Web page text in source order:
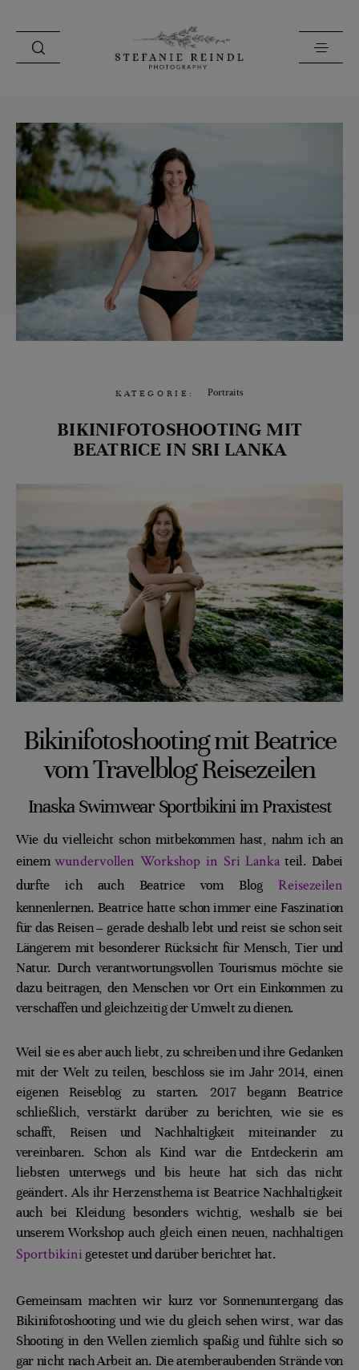
PORTFOLIO
ÜBER MICH
HOCHZEITSTIPPS
KONTAKT
KATEGORIE: Portraits
BIKINIFOTOSHOOTING MIT
BEATRICE IN SRI LANKA
Bikinifotoshooting mit Beatrice
vom Travelblog Reisezeilen
Inaska Swimwear Sportbikini im Praxistest
Wie du vielleicht schon mitbekommen hast, nahm ich an
einemwundervollen Workshop in Sri Lanka teil. Dabei
durfte ich auch Beatrice vom Blog Reisezeilen
kennenlernen. Beatrice hatte schon immer eine Faszination
für das Reisen – gerade deshalb lebt und reist sie schon seit
Längerem mit besonderer Rücksicht für Mensch, Tier und
Natur. Durch verantwortungsvollen Tourismus möchte sie
dazu beitragen, den Menschen vor Ort ein Einkommen zu
verschaffen und gleichzeitig der Umwelt zu dienen.
Weil sie es aber auch liebt, zu schreiben und ihre Gedanken
mit der Welt zu teilen, beschloss sie im Jahr 2014, einen
eigenen Reiseblog zu starten. 2017 begann Beatrice
schließlich, verstärkt darüber zu berichten, wie sie es
schafft, Reisen und Nachhaltigkeit miteinander zu
vereinbaren. Schon als Kind war die Entdeckerin am
liebsten unterwegs und bis heute hat sich das nicht
geändert. Als ihr Herzensthema ist Beatrice Nachhaltigkeit
auch bei Kleidung besonders wichtig, weshalb sie bei
unserem Workshop auch gleich einen neuen, nachhaltigen
Sportbikinigetestet und darüber berichtet hat.
Gemeinsam machten wir kurz vor Sonnenuntergang das
Bikinifotoshooting und wie du gleich sehen wirst, war das
Shooting in den Wellen ziemlich spaßig und fühlte sich so
gar nicht nach Arbeit an. Die atemberaubenden Strände von